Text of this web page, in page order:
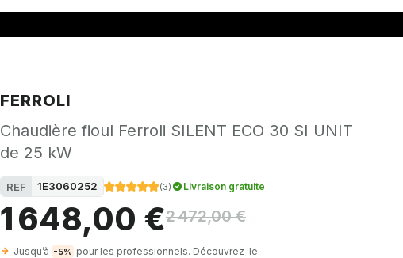
FERROLI
Chaudière fioul Ferroli SILENT ECO 30 SI UNIT
de 25 kW
REF 1E3060252 (3) Livraison gratuite
1 648,00 €2 472,00 €
Jusqu’à -5% pour les professionnels. Découvrez-le.